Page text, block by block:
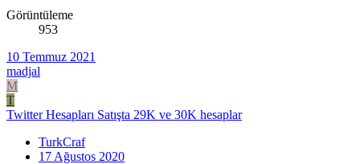
Görüntüleme
953
10 Temmuz 2021
madjal
M
T
Twitter Hesapları Satışta 29K ve 30K hesaplar
TurkCraf
17 Ağustos 2020